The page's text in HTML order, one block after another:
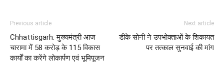
Previous article
Chhattisgarh: मुख्यमंत्री आज
चारामा में 58 करोड़ के 115 विकास
कार्यों का करेंगे लोकार्पण एवं भूमिपूजन
Next article
डीके सोनी ने उपभोक्ताओं के शिकायत
पर तत्काल सुनवाई की मांग